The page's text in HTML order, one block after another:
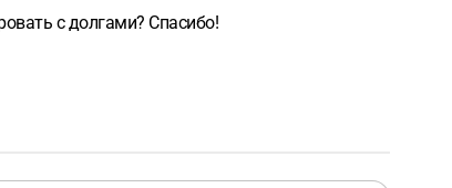
с долгами? Спасибо!